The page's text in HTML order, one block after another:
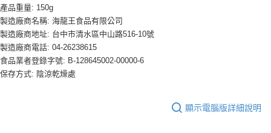
產品重量: 150g
製造廠商名稱: 海龍王食品有限公司
製造廠商地址: 台中市清水區中山路516-10號
製造廠商電話: 04-26238615
食品業者登錄字號: B-128645002-00000-6
保存方式: 陰涼乾燥處
顯示電腦版詳細說明